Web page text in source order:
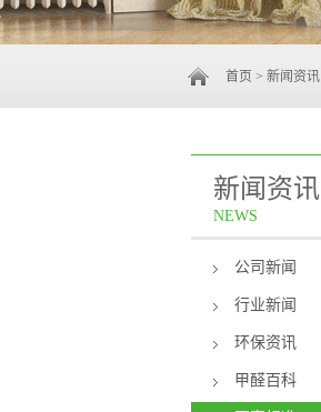
新闻资讯
NEWS
公司新闻
行业新闻
环保资讯
甲醛百科
首页 > 新闻资讯